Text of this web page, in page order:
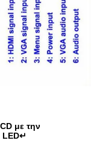
με την
LED↵